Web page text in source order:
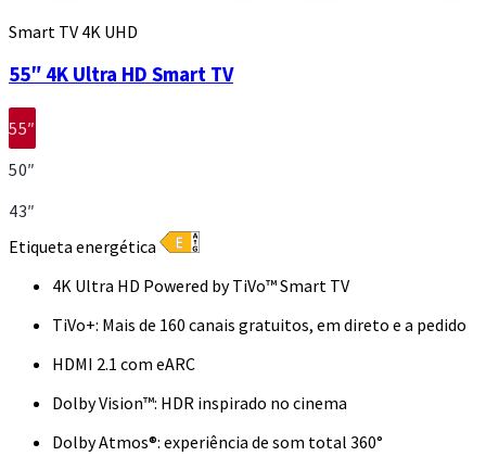
Smart TV 4K UHD
55″ 4K Ultra HD Smart TV
55″
50″
43″
Etiqueta energética
4K Ultra HD Powered by TiVo™ Smart TV
TiVo+: Mais de 160 canais gratuitos, em direto e a pedido
HDMI 2.1 com eARC
Dolby Vision™: HDR inspirado no cinema
Dolby Atmos®: experiência de som total 360°